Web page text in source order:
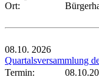
Ort:
08.10. 2026
Quartalsversammlung
Termin: